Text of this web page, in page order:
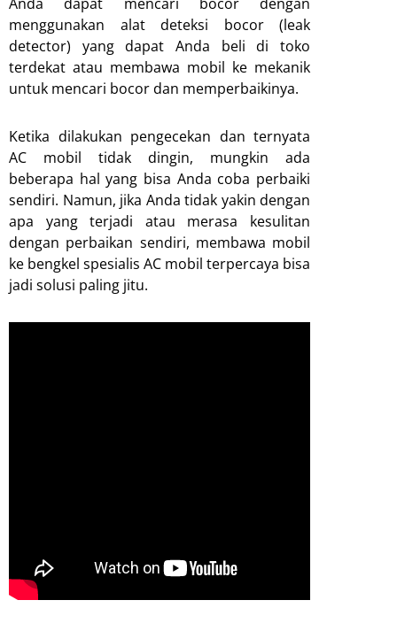
menggunakan alat deteksi bocor (leak
detector) yang dapat Anda beli di toko
terdekat atau membawa mobil ke mekanik
untuk mencari bocor dan memperbaikinya.
Ketika dilakukan pengecekan dan ternyata
AC mobil tidak dingin, mungkin ada
beberapa hal yang bisa Anda coba perbaiki
sendiri. Namun, jika Anda tidak yakin dengan
apa yang terjadi atau merasa kesulitan
dengan perbaikan sendiri, membawa mobil
ke bengkel spesialis AC mobil terpercaya bisa
jadi solusi paling jitu.